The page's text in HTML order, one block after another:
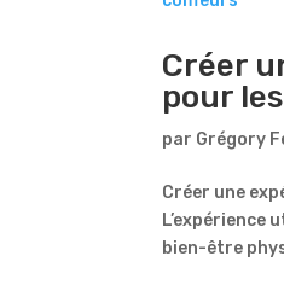
Créer
pour
par Grégory
Créer une
bien-être